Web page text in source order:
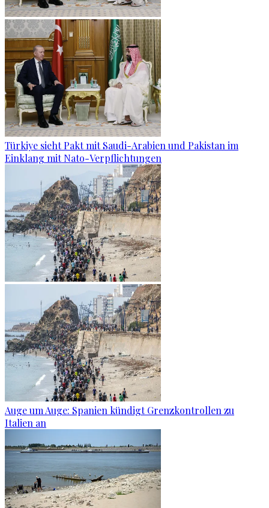
Türkiye sieht Pakt mit Saudi-Arabien und Pakistan im
Einklang mit Nato-Verpflichtungen
Auge um Auge: Spanien kündigt Grenzkontrollen zu
Italien an